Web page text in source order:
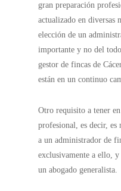
gran preparación
actualizado en diversas
elección de un
importante y no del
gestor de fincas de
están en un continuo
Otro requisito a tener
profesional, es decir, es
a un administrador de
exclusivamente a ello,
un abogado generalista.